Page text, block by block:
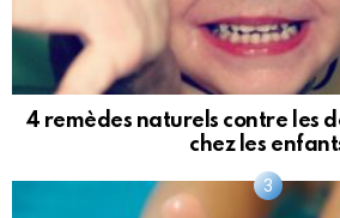
4 remèdes naturels contre les
chez les